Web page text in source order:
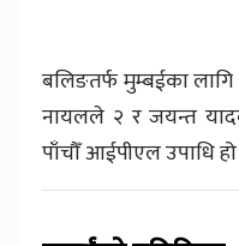
बलिङतर्फ मुम्बईका
नायलले २ र जयन्त
पाँचौँ आईपीएल उपाधि हो